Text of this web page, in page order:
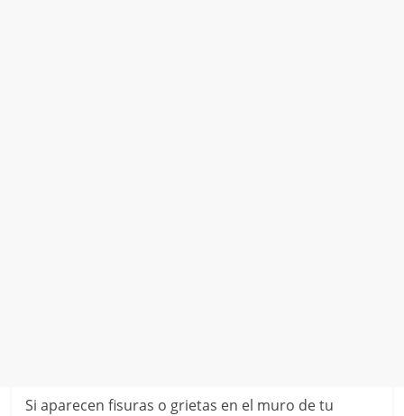
Si aparecen fisuras o grietas en el muro de tu